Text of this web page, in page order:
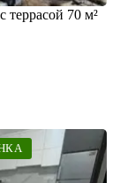
террасой 70 м²